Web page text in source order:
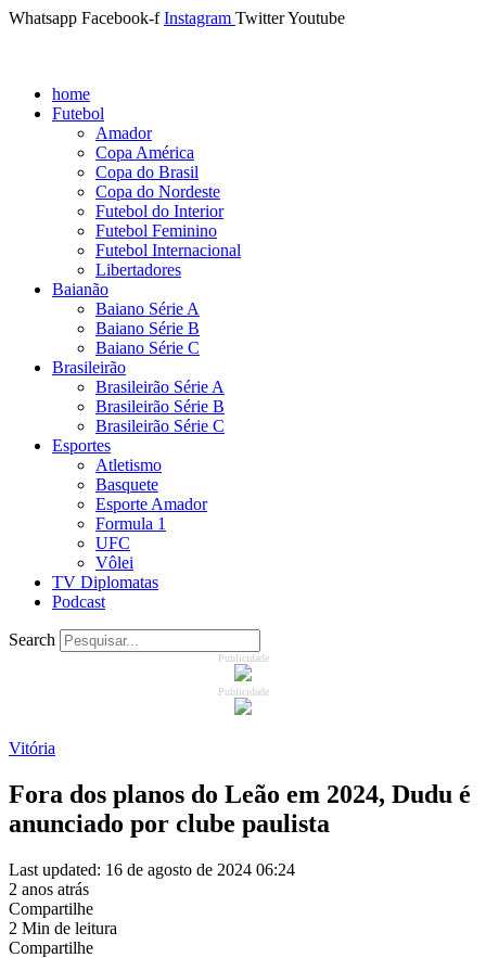
Whatsapp Facebook-f Instagram TwitterYoutube
home
Futebol
Amador
Copa América
Copa do Brasil
Copa do Nordeste
Futebol do Interior
Futebol Feminino
Futebol Internacional
Libertadores
Baianão
Baiano Série A
Baiano Série B
Baiano Série C
Brasileirão
Brasileirão Série A
Brasileirão Série B
Brasileirão Série C
Esportes
Atletismo
Basquete
Esporte Amador
Formula 1
UFC
Vôlei
TV Diplomatas
Podcast
Search
Publicidade
Publicidade
Vitória
Fora dos planos do Leão em 2024, Dudu é
anunciado por clube paulista
Last updated: 16 de agosto de 2024 06:24
2 anos atrás
Compartilhe
2 Min de leitura
Compartilhe